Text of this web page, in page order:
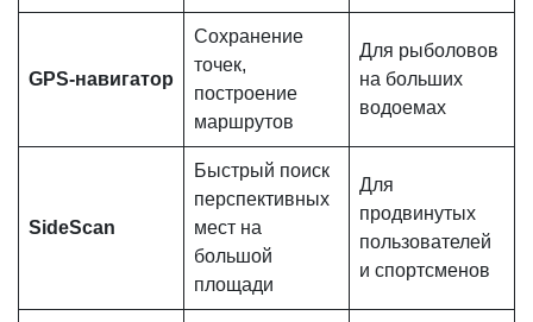
GPS-навигатор
Сохранение
точек,
построение
маршрутов
Для рыболовов
на больших
водоемах
SideScan
Быстрый поиск
перспективных
мест на
большой
площади
Для
продвинутых
пользователей
и спортсменов